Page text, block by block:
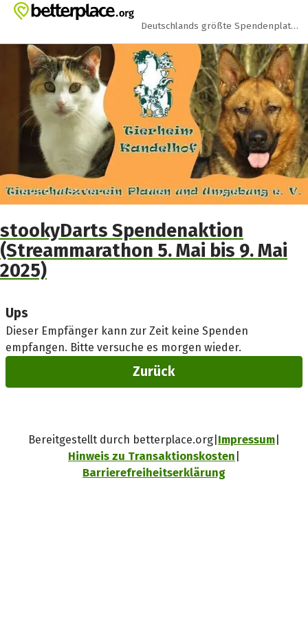
Zum Hauptinhalt springen
Erklärung zur Barrierefreiheit anzeigen
Deutschlands größte Spendenplattform
stookyDarts Spendenaktion
(Streammarathon 5. Mai bis 9. Mai
2025)
Ups
Dieser Empfänger kann zur Zeit keine Spenden
empfangen. Bitte versuche es morgen wieder.
Zurück
Bereitgestellt durch betterplace.org Impressum
Hinweis zu Transaktionskosten
Barrierefreiheitserklärung